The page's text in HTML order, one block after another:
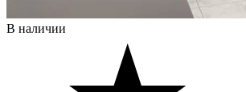
В наличии